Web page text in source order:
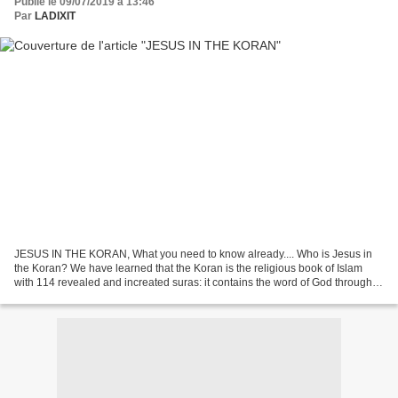
Par LADIXIT
JESUS IN THE KORAN, What you need to know already.... Who is Jesus in
the Koran? We have learned that the Koran is the religious book of Islam
with 114 revealed and increated suras: it contains the word of God through a